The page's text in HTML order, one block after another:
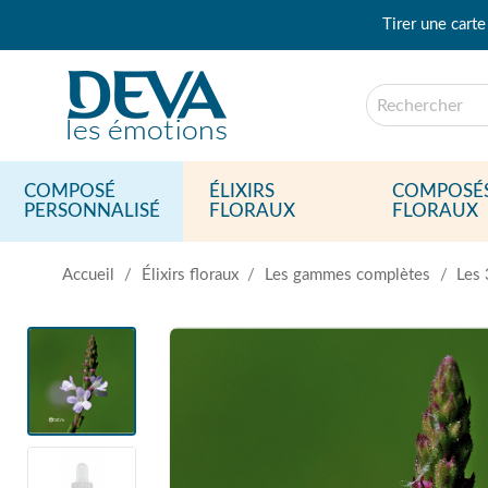
Tirer une carte
COMPOSÉ
PERSONNALISÉ
ÉLIXIRS
FLORAUX
FLORAUX
Accueil Élixirs floraux Les gammes complètes Les